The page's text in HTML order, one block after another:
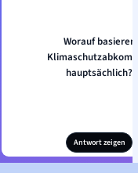
Worauf basieren
hauptsächlich?
Antwort zeigen